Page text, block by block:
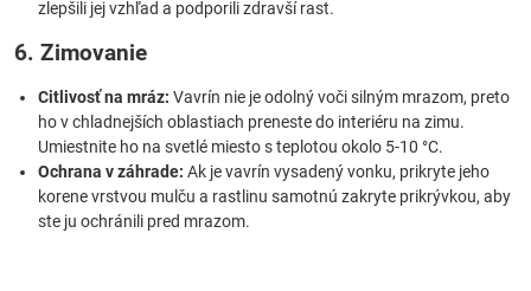
zlepšili jej vzhľad a podporili zdravší rast.
6. Zimovanie
Citlivosť na mráz: Vavrín nie je odolný voči silným mrazom, preto
ho v chladnejších oblastiach preneste do interiéru na zimu.
Umiestnite ho na svetlé miesto s teplotou okolo 5-10 °C.
Ochrana v záhrade: Ak je vavrín vysadený vonku, prikryte jeho
korene vrstvou mulču a rastlinu samotnú zakryte prikrývkou, aby
ste ju ochránili pred mrazom.